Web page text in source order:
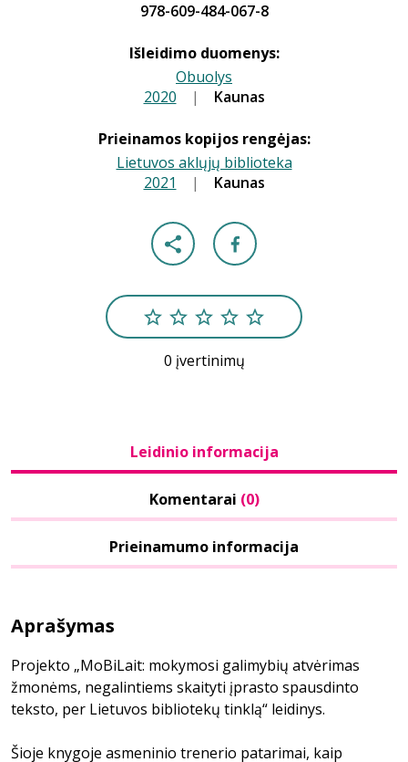
978-609-484-067-8
Išleidimo duomenys:
Obuolys
2020 | Kaunas
Prieinamos kopijos rengėjas:
Lietuvos aklųjų biblioteka
2021 | Kaunas
0 įvertinimų
Leidinio informacija
Komentarai (0)
Prieinamumo informacija
Aprašymas
Projekto „MoBiLait: mokymosi galimybių atvėrimas
žmonėms, negalintiems skaityti įprasto spausdinto
teksto, per Lietuvos bibliotekų tinklą“ leidinys.
Šioje knygoje asmeninio trenerio patarimai, kaip